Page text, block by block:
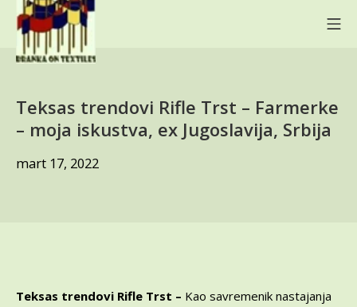
content
Teksas trendovi Rifle Trst – Farmerke
– moja iskustva, ex Jugoslavija, Srbija
mart 17, 2022jun
Teksas trendovi Rifle Trst – Kao savremenik nastajanja